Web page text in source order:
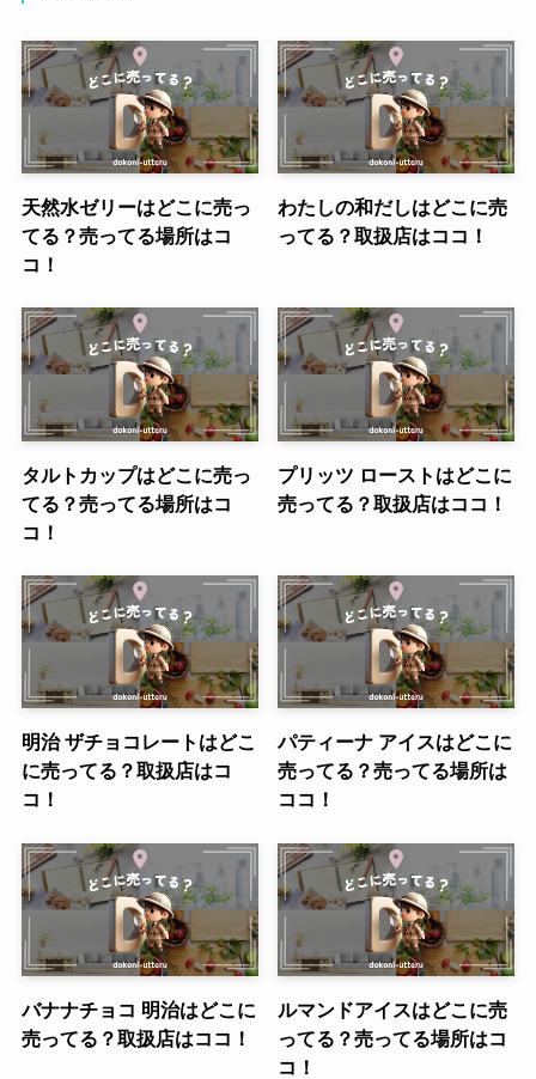
天然水ゼリーはどこに売っ
てる？売ってる場所はコ
コ！
わたしの和だしはどこに売
ってる？取扱店はココ！
タルトカップはどこに売っ
てる？売ってる場所はコ
コ！
プリッツ ローストはどこに
売ってる？取扱店はココ！
明治 ザチョコレートはどこ
に売ってる？取扱店はコ
コ！
パティーナ アイスはどこに
売ってる？売ってる場所は
ココ！
バナナチョコ 明治はどこに
売ってる？取扱店はココ！
ルマンドアイスはどこに売
ってる？売ってる場所はコ
コ！